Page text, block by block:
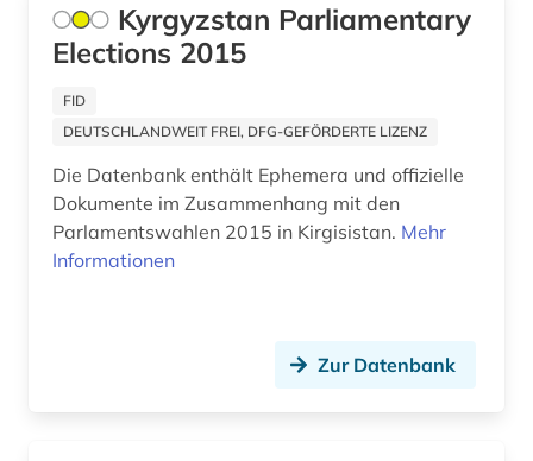
Kyrgyzstan Parliamentary
Elections 2015
FID
DEUTSCHLANDWEIT FREI, DFG-GEFÖRDERTE LIZENZ
Die Datenbank enthält Ephemera und offizielle
Dokumente im Zusammenhang mit den
Parlamentswahlen 2015 in Kirgisistan. Mehr
Informationen
Zur Datenbank